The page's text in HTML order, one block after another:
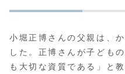
小堀正博さんの父親は、
した。正博さんが子ども
も大切な資質である」と